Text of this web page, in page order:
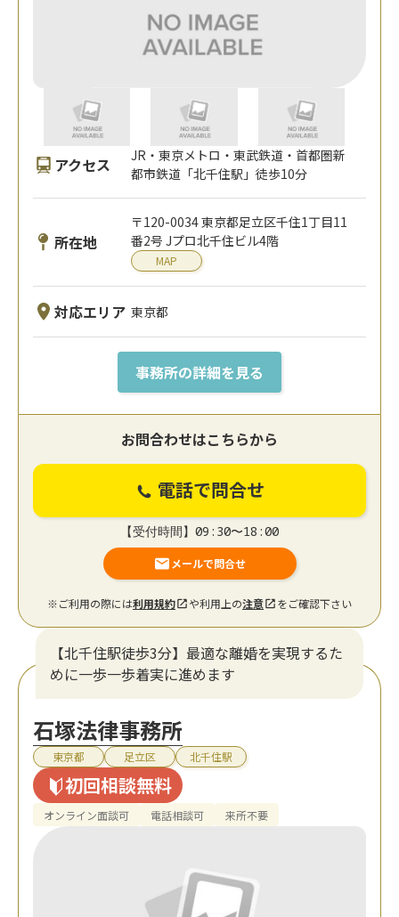
アクセス
JR・東京メトロ・東武鉄道・首都圏新
都市鉄道「北千住駅」徒歩10分
所在地
〒120-0034 東京都足立区千住1丁目11
番2号 Jプロ北千住ビル4階
MAP
対応エリア 東京都
事務所の詳細を見る
お問合わせはこちらから
電話で問合せ
【受付時間】09:30〜18:00
メールで問合せ
※ご利用の際には利用規約 や利用上の注意 をご確認下さい
【北千住駅徒歩3分】最適な離婚を実現するた
めに一歩一歩着実に進めます
石塚法律事務所
東京都 足立区 北千住駅
初回相談無料
オンライン面談可 電話相談可 来所不要